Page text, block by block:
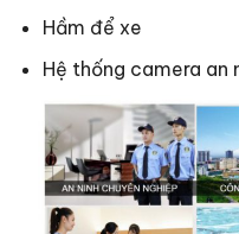
Hầm để xe
Hệ thống camera an